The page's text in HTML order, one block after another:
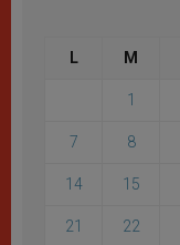
L M
1
7 8
14 15
21 22